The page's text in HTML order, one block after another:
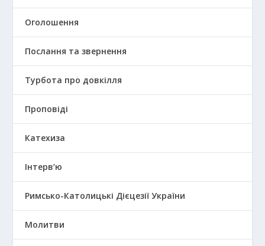
Оголошення
Послання та звернення
Турбота про довкілля
Проповіді
Катехиза
Інтерв’ю
Римсько-Католицькі Дієцезії України
Молитви